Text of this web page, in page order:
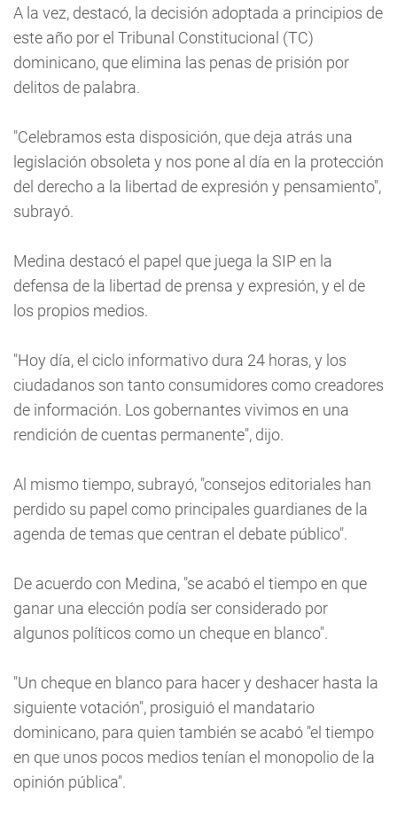
A la vez, destacó, la decisión adoptada a principios de
este año por el Tribunal Constitucional (TC)
dominicano, que elimina las penas de prisión por
delitos de palabra.
"Celebramos esta disposición, que deja atrás una
legislación obsoleta y nos pone al día en la protección
del derecho a la libertad de expresión y pensamiento",
subrayó.
Medina destacó el papel que juega la SIP en la
defensa de la libertad de prensa y expresión, y el de
los propios medios.
"Hoy día, el ciclo informativo dura 24 horas, y los
ciudadanos son tanto consumidores como creadores
de información. Los gobernantes vivimos en una
rendición de cuentas permanente", dijo.
Al mismo tiempo, subrayó, "consejos editoriales han
perdido su papel como principales guardianes de la
agenda de temas que centran el debate público".
De acuerdo con Medina, "se acabó el tiempo en que
ganar una elección podía ser considerado por
algunos políticos como un cheque en blanco".
"Un cheque en blanco para hacer y deshacer hasta la
siguiente votación", prosiguió el mandatario
dominicano, para quien también se acabó "el tiempo
en que unos pocos medios tenían el monopolio de la
opinión pública".